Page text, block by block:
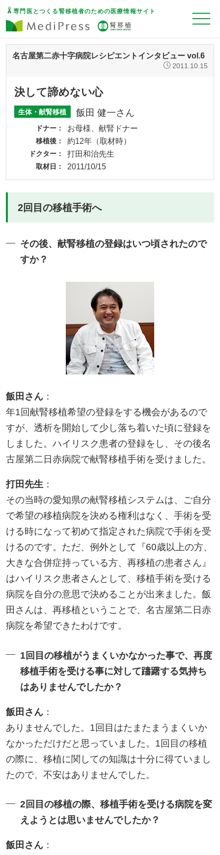
専門医とつくる腎移植者のための医療情報サイト
名古屋第二赤十字病院レシピエントインタビュー vol.6
2011.10.15
決して諦めない心
生体・献腎移植 飯田 健一さん
ドナー お母様、献腎ドナー
移植後 約12年（取材時）
ドクター 打田和治先生
取材日 2011/10/15
2回目の移植手術へ
その後、献腎移植の登録はいつ頃されたので
すか？
飯田さん：
年1回献腎移植希望の登録をする機会があるので
すが、透析を開始して少し落ち着いた頃に登録を
しました。ハイリスク患者の登録をし、その後名
古屋第二日赤病院で献腎移植手術を受けました。
打田先生 ：
その当時の愛知県の献腎移植システムは、ご自分
で希望の移植病院を決める権利はなく、手術を受
ける時になって初めて指定された病院で手術を受
けるのです。ただ、例外として『60歳以上の方、
大きな合併症持っている方、再移植の患者さん』
はハイリスク患者さんとして、移植手術を受ける
病院を自分の意思で決めることが出来ました。飯
田さんは、再移植ということで、名古屋第二日赤
病院を希望できたわけです。
1回目の移植がうまくいかなかった事で、再度
移植手術を受ける事に対して躊躇する気持ち
はありませんでしたか？
飯田さん：
ありませんでした。1回目はたまたまうまくいか
なかっただけだと思っていました。1回目の移植
の際に、移植に関しての知識は十分に得ていまし
たので、不安はありませんでした。
2回目の移植の際、移植手術を受ける病院を変
えようとは思いませんでしたか？
飯田さん：